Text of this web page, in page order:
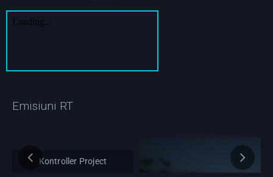
Emisiuni RT
Kontroller Project